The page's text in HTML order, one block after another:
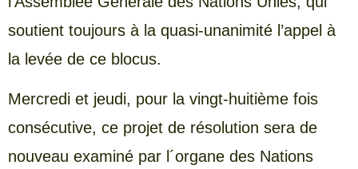
soutient toujours à la quasi-unanimité l’appel à
la levée de ce blocus.
Mercredi et jeudi, pour la vingt-huitième fois
consécutive, ce projet de résolution sera de
nouveau examiné par l´organe des Nations